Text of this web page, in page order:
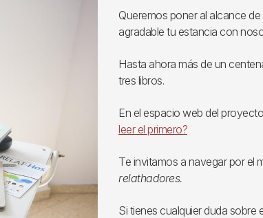
Queremos poner al alcance
agradable tu estancia con
Hasta ahora más de un
tres libros.
En el espacio web del
leer el primero?
Te invitamos a navegar por el
relathadores.
Si tienes cualquier duda